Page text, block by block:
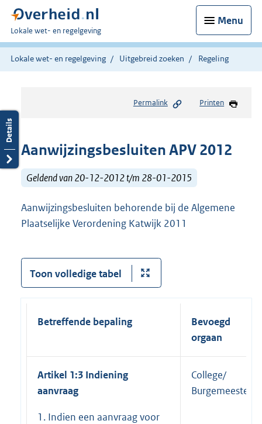
Menu
U
bent
hier:
Lokale wet- en regelgeving
Lokale wet- en regelgeving Uitgebreid zoeken Regeling
Permalink Printen
Aanwijzingsbesluiten APV 2012
Geldend van 20-12-2012 t/m 28-01-2015
Aanwijzingsbesluiten behorende bij de Algemene
Plaatselijke Verordening Katwijk 2011
Toon volledige tabel
Betreffende bepaling
Bevoegd
orgaan
Artikel 1:3 Indiening
aanvraag
1. Indien een aanvraag voor
College/
Burgemeester